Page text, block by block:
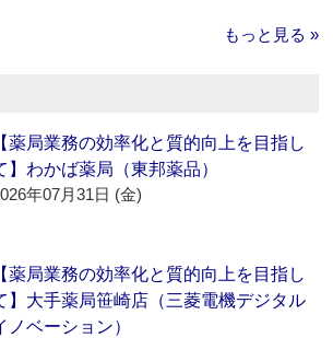
もっと見る »
【薬局業務の効率化と質的向上を目指し
】わかば薬局（東邦薬品）
年07月31日 (金)
【薬局業務の効率化と質的向上を目指し
】大手薬局笹崎店（三菱電機デジタル
ノベーション）